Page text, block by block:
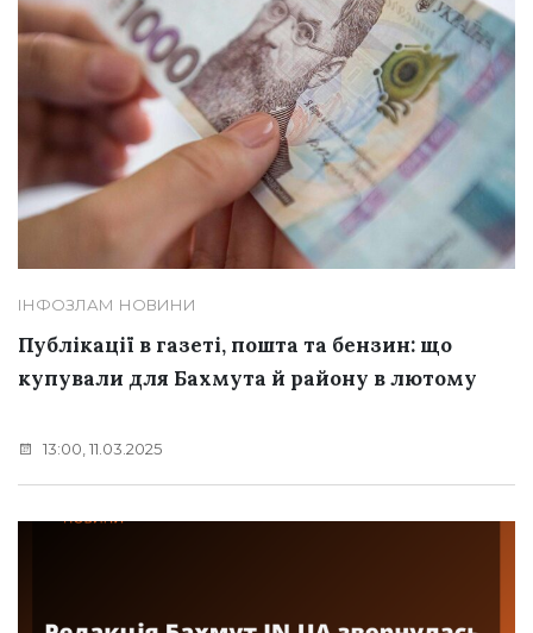
ІНФОЗЛАМ НОВИНИ
Публікації в газеті, пошта та бензин: що
купували для Бахмута й району в лютому
13:00, 11.03.2025